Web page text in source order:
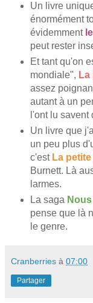
Un livre
énormément
évidemment
peut rester
Et tant qu'on
mondiale",
assez
autant à un
l'ont lu savent
Un livre que
un peu plus
c'est La
Burnett. Là
larmes.
La saga
pense que là
le genre.
Cranberries à 07:00
Partager